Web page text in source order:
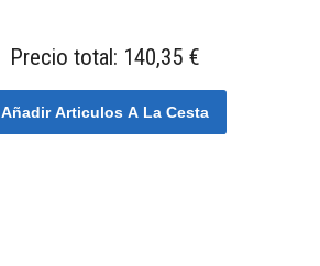
Precio total: 140,35 €
Añadir Articulos A La Cesta